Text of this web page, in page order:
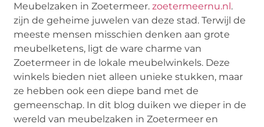
Meubelzaken in Zoetermeer.zoetermeernu.nl .
zijn de geheime juwelen van deze stad. Terwijl de
meeste mensen misschien denken aan grote
meubelketens, ligt de ware charme van
Zoetermeer in de lokale meubelwinkels. Deze
winkels bieden niet alleen unieke stukken, maar
ze hebben ook een diepe band met de
gemeenschap. In dit blog duiken we dieper in de
wereld van meubelzaken in Zoetermeer en